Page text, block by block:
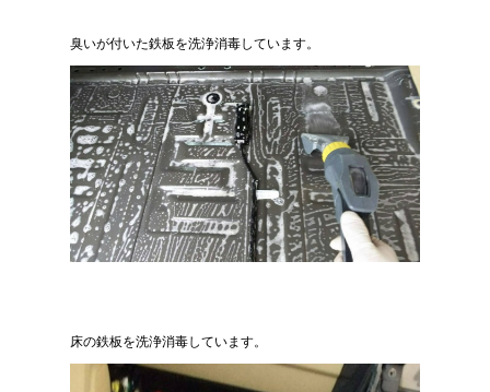
臭いが付いた鉄板を洗浄消毒しています。
床の鉄板を洗浄消毒しています。